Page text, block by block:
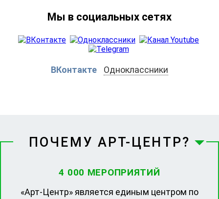
Мы в социальных сетях
ВКонтакте Одноклассники
ПОЧЕМУ АРТ-ЦЕНТР?
4 000 МЕРОПРИЯТИЙ
«Арт-Центр» является единым центром по